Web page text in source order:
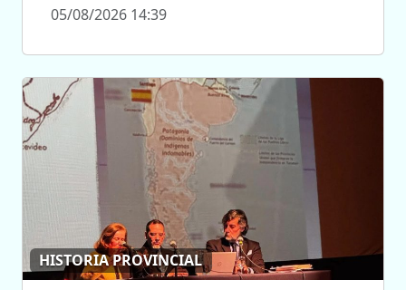
05/08/2026 14:39
HISTORIA PROVINCIAL